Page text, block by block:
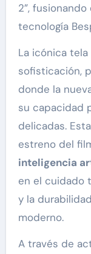
2”,
tecnología
La icónica
sofisticación,
donde la
su capacidad
delicadas.
estreno del
inteligencia
en el cuidado
y la
moderno.
A través de